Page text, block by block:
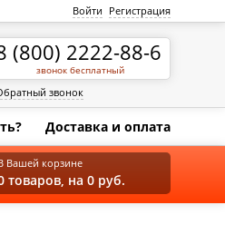
Войти Регистрация
(800) 2222-88-6
звонок бесплатный
звонок
Доставка и оплата
Вашей корзине
товаров, на 0 руб.